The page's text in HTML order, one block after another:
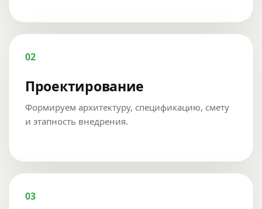
02
Проектирование
Формируем архитектуру, спецификацию, смету
и этапность внедрения.
03